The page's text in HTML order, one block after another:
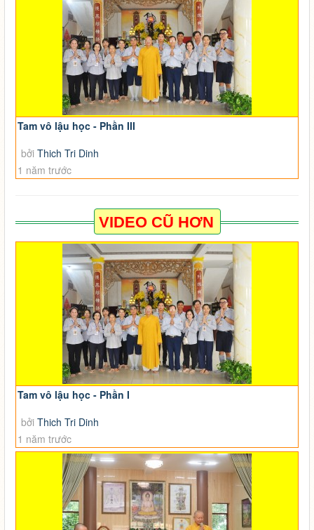
Tam vô lậu học - Phần III
bởi Thich Tri Dinh
1 năm trước
VIDEO CŨ HƠN
Tam vô lậu học - Phần I
bởi Thich Tri Dinh
1 năm trước